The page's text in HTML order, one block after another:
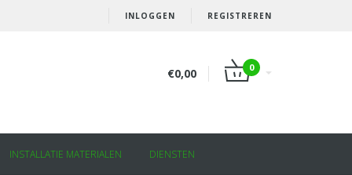
INLOGGEN REGISTREREN
€0,00 0
INSTALLATIE MATERIALEN DIENSTEN